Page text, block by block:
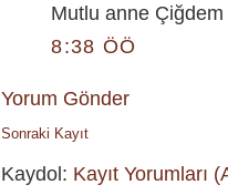
Mutlu anne Çiğdem
8:38 ÖÖ
Yorum Gönder
Sonraki Kayıt
Kaydol: Kayıt Yorumları